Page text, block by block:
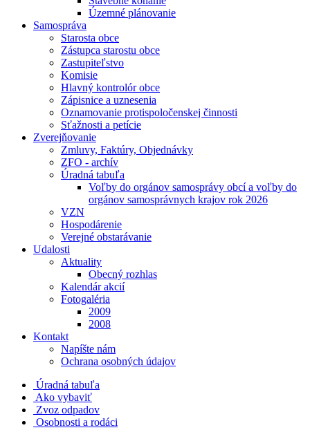
Územné plánovanie
Samospráva
Starosta obce
Zástupca starostu obce
Zastupiteľstvo
Komisie
Hlavný kontrolór obce
Zápisnice a uznesenia
Oznamovanie protispoločenskej činnosti
Sťažnosti a petície
Zverejňovanie
Zmluvy, Faktúry, Objednávky
ZFO - archív
Úradná tabuľa
Voľby do orgánov samosprávy obcí a voľby do
orgánov samosprávnych krajov rok 2026
VZN
Hospodárenie
Verejné obstarávanie
Udalosti
Aktuality
Obecný rozhlas
Kalendár akcií
Fotogaléria
2009
2008
Kontakt
Napíšte nám
Ochrana osobných údajov
Úradná tabuľa
Ako vybaviť
Zvoz odpadov
Osobnosti a rodáci